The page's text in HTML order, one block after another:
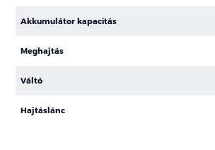
Akkumulátor kapacitás
Meghajtás
Váltó
Hajtáslánc